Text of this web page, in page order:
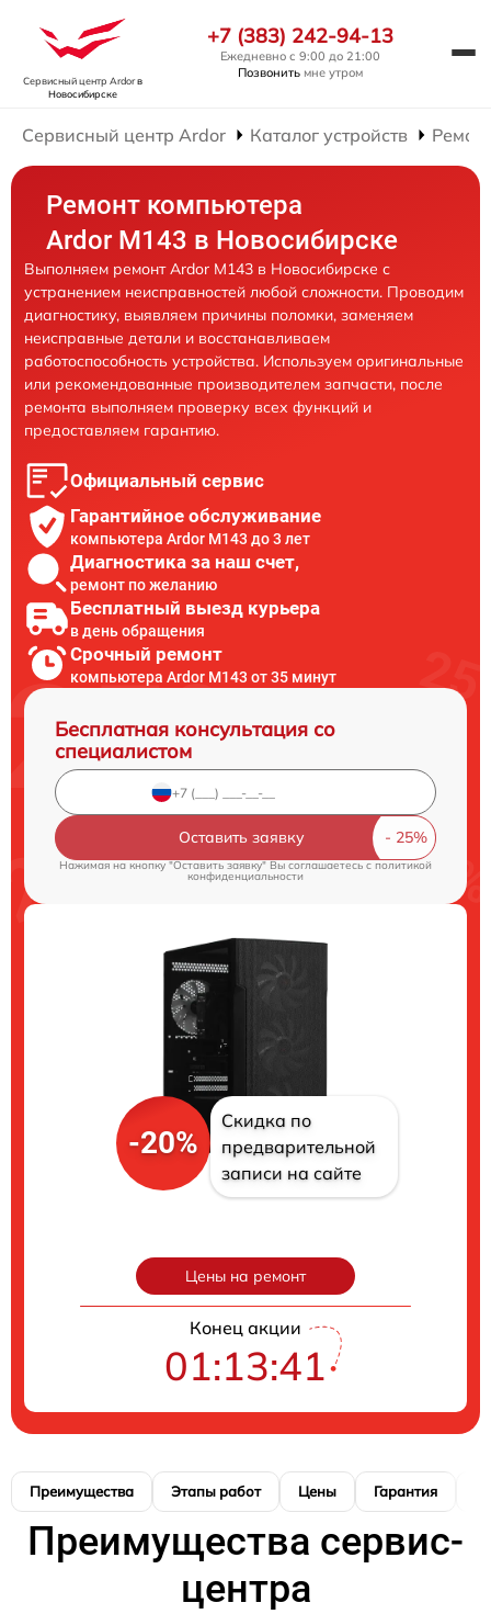
Сервисный центр Ardorв
Новосибирске
+7 (383) 242-94-13
Ежедневно с 9:00 до 21:00
Позвонить мне утром
Сервисный центр Ardor Каталог устройств
Ремонт компьютера
Ardor M143 в Новосибирске
Выполняем ремонт Ardor M143 в Новосибирске с
устранением неисправностей любой сложности. Проводим
диагностику, выявляем причины поломки, заменяем
неисправные детали и восстанавливаем
работоспособность устройства. Используем оригинальные
или рекомендованные производителем запчасти, после
ремонта выполняем проверку всех функций и
предоставляем гарантию.
Официальный сервис
Гарантийное обслуживание
компьютера Ardor M143 до 3 лет
Диагностика за наш счет,
ремонт по желанию
Бесплатный выезд курьера
в день обращения
Срочный ремонт
компьютера Ardor M143 от 35 минут
Бесплатная консультация со
специалистом
Оставить заявку
Нажимая на кнопку "Оставить заявку" Вы соглашаетесь cполитикой
конфиденциальности
-20%
Скидка по
предварительной
записи на сайте
Цены на ремонт
Конец акции
01:13:40
Преимущества Этапы работ Цены Гарантия
Преимущества сервис-
центра